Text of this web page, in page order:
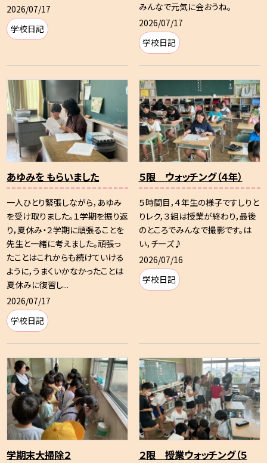
2026/07/17
学校日記
みんなで元気に会おうね。
2026/07/17
学校日記
あゆみを もらいました
一人ひとり緊張しながら，あゆみ
を受け取りました。１学期を振り返
り，夏休み・２学期に頑張ることを
先生と一緒に考えました。頑張っ
たことはこれからも続けていける
ように，うまくいかなかったことは
夏休みに復習し...
2026/07/17
学校日記
５限 ウォッチング（４年）
５時間目，４年生の様子ですしりと
りレク，３組は授業が終わり，最後
のところでみんなで撮影です。は
い，チーズ♪
2026/07/16
学校日記
学期末大掃除２
２限 授業ウォッチング（５